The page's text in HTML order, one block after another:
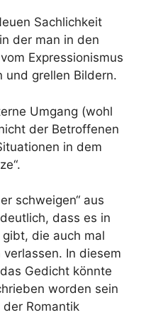
Sachlichkeit
der man in den
Expressionismus
und grellen Bildern.
Umgang (wohl
der Betroffenen
in dem
schweigen“ aus
dass es in
die auch mal
In diesem
Gedicht könnte
worden sein
Romantik